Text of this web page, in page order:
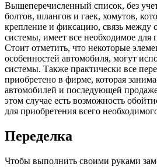
Вышеперечисленный список, без
болтов, шлангов и гаек, хомутов,
крепление и фиксацию, связь между
системы, имеет все необходимое для
Стоит отметить, что некоторые
особенностей автомобиля, могут
системы. Также практически все
приобретено в фирме, которая
автомобилей и последующей
этом случае есть возможность
для приобретения всего
Переделка
Чтобы выполнить своими руками